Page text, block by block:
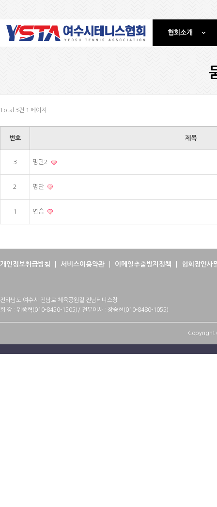
협회소개
Total 3건 1 페이지
번호 제목
3 명단2
2 명단
1 연습
개인정보취급방침 서비스이용약관 이메일추출방지정책 협회장인사
전라남도 여수시 진남로 체육공원길 진남테니스장
회 장 : 위종혁(010-8450-1505)/ 전무이사 : 장승현(010-8480-1055)